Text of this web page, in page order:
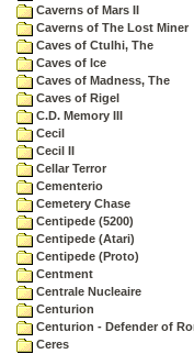
Caverns of Mars II
Caverns of The Lost Miner
Caves of Ctulhi, The
Caves of Ice
Caves of Madness, The
Caves of Rigel
C.D. Memory III
Cecil
Cecil II
Cellar Terror
Cementerio
Cemetery Chase
Centipede (5200)
Centipede (Atari)
Centipede (Proto)
Centment
Centrale Nucleaire
Centurion
Centurion - Defender of
Ceres